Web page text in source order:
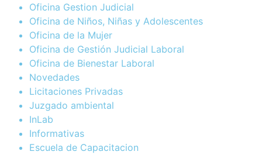
Oficina Gestion Judicial
Oficina de Niños, Niñas y Adolescentes
Oficina de la Mujer
Oficina de Gestión Judicial Laboral
Oficina de Bienestar Laboral
Novedades
Licitaciones Privadas
Juzgado ambiental
InLab
Informativas
Escuela de Capacitacion